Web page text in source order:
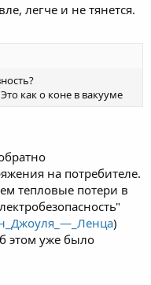
легче и не тянется.
как о коне в вакууме
на потребителе.
тепловые потери в
)
этом уже было